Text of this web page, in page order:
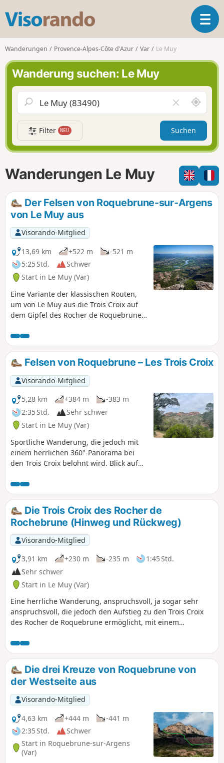
s
o
r
a
n
d
o
T
o
n
i
a
t
o
n
Wanderungen Provence-Alpes-Côte d'Azur Var Le Muy
Wanderung suchen: Le Muy
e
l
d
l
e
e
e
n
S
c
h
u
m
i
h
m
Filter NEU Suchen
Wanderungen Le Muy
Der Felsen von Roquebrune-sur-Argens
von Le Muy aus
Visorando-Mitglied
13,69 km
+522 m
-521 m
5:25 Std.
Schwer
Start in Le Muy (Var)
Eine Variante der klassischen Routen,
um von Le Muy aus die Trois Croix auf
dem Gipfel des Rocher de Roquebrune
relativ anspruchsvolle Rundwanderung
mit einigen steilen Anstiegen und
technischen Abstiegen, bei denen der
Einsatz der Hände erforderlich ist. ⚠️
Mehrere Handläufe und
Sicherheitsvorrichtungen vorhanden.
Felsen von Roquebrune – Les Trois Croix
Visorando-Mitglied
5,28 km
+384 m
-383 m
2:35 Std.
Sehr schwer
Start in Le Muy (Var)
Sportliche Wanderung, die jedoch mit
einem herrlichen 360°-Panorama bei
den Trois Croix belohnt wird. Blick auf
Die Trois Croix des Rocher de
Rochebrune (Hinweg und Rückweg)
Visorando-Mitglied
3,91 km
+230 m -235 m
1:45 Std.
Sehr schwer
Start in Le Muy (Var)
Eine herrliche Wanderung, anspruchsvoll, ja sogar sehr
anspruchsvoll, die jedoch den Aufstieg zu den Trois Croix
des Rocher de Roquebrune ermöglicht, mit einem
Maures, die Sainte-Baume, die Sainte-Victoire, den Grand
Bessillon, den Verdon, das Estérel sowie die Städte
Roquebrune, Puget-sur-Argens, Fréjus und Saint-Raphaël.
Ein Großteil der Strecke liegt im Schatten. Der Aufstieg ist
anspruchsvoll, der Abstieg erfordert äußerste Vorsicht. ⚠️
An einigen Stellen gibt es über wenige Meter Seile oder
Ketten. Personen mit Höhenangst sollten davon Abstand
nehmen.
Die drei Kreuze von Roquebrune von
der Westseite aus
Visorando-Mitglied
4,63 km
+444 m
-441 m
2:35 Std.
Schwer
Start in Roquebrune-sur-Argens
(Var)